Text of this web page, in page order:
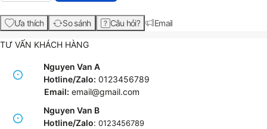
Ưa thích So sánh Câu hỏi? Email
TƯ VẤN KHÁCH HÀNG
Nguyen Van A
Hotline/Zalo: 0123456789
Email: email@gmail.com
Nguyen Van B
Hotline/Zalo: 0123456789